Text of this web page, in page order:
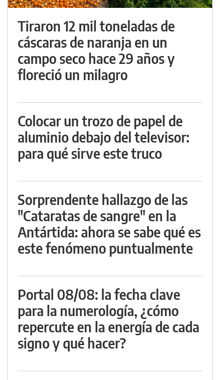
Tiraron 12 mil toneladas de
cáscaras de naranja en un
campo seco hace 29 años y
floreció un milagro
Colocar un trozo de papel de
aluminio debajo del televisor:
para qué sirve este truco
Sorprendente hallazgo de las
"Cataratas de sangre" en la
Antártida: ahora se sabe qué es
este fenómeno puntualmente
Portal 08/08: la fecha clave
para la numerología, ¿cómo
repercute en la energía de cada
signo y qué hacer?